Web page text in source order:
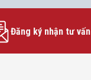
Đăng ký nhận tư vấn